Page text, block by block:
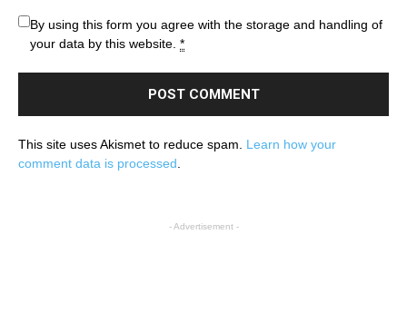
By using this form you agree with the storage and handling of
your data by this website. *
This site uses Akismet to reduce spam. Learn how your
comment data is processed
- Advertisement -